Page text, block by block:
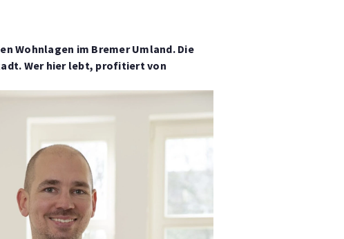
Wohnlagen im Bremer Umland. Die
Wer hier lebt, profitiert von